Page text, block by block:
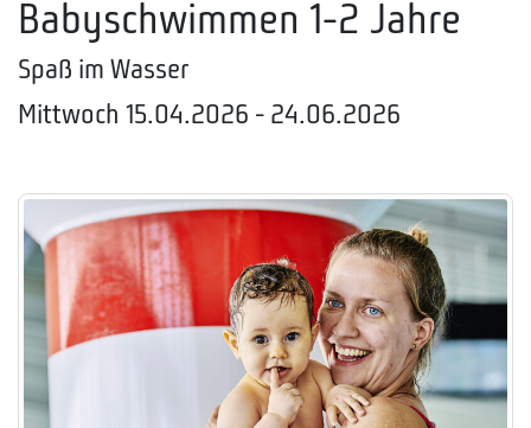
Babyschwimmen 1-2 Jahre
Spaß im Wasser
Mittwoch 15.04.2026 - 24.06.2026